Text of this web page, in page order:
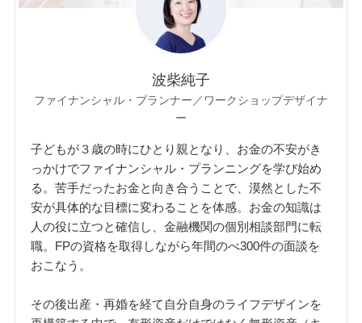
波柴純子
ファイナンシャル・プランナー／ワークショップデザイナ
ー
子どもが３歳の時にひとり親となり、お金の不安がき
っかけでファイナンシャル・プランニングを学び始め
る。苦手だったお金と向き合うことで、漠然とした不
安が具体的な目標に変わることを体感。お金の知識は
人の役に立つと確信し、金融機関の個別相談部門に転
職。FPの資格を取得しながら年間のべ300件の面談を
おこなう。
その後出産・再婚を経て自分自身のライフデザインを